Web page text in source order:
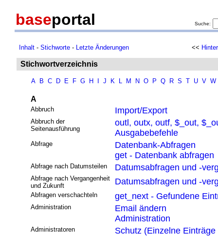
baseportal Suche:
Inhalt - Stichworte - Letzte Änderungen <<
Stichwortverzeichnis
A B C D E F G H J K L M N O P Q R S T U V W
A
Abbruch Import/Export
Abbruch der
Seitenausführung
outl, outx, outf, $_out,
Ausgabebefehle
Abfrage
Datenbank-Abfragen
get - Datenbank abfragen
Abfrage nach Datumsteilen Datumsabfragen und -
Abfrage nach Vergangenheit
und Zukunft
Datumsabfragen und -
Abfragen verschachteln get_next - Gefundene
Administration
Email ändern
Administration
Administratoren Schutz (Einzelne